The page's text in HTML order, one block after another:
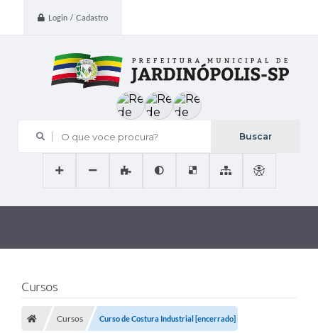
Login / Cadastro
O que voce procura?
Cursos
Cursos Curso de Costura Industrial [encerrado]